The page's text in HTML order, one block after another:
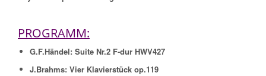
PROGRAMM:
G.F.Händel: Suite Nr.2 F-dur HWV427
J.Brahms: Vier Klavierstück op.119